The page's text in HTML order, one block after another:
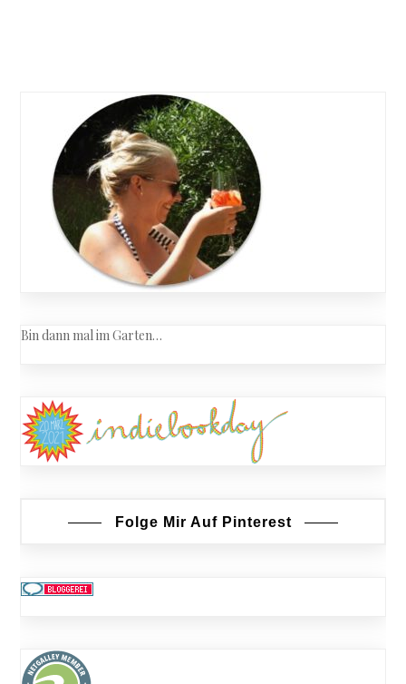
navigation
Bin dann mal im Garten…
Folge Mir Auf Pinterest